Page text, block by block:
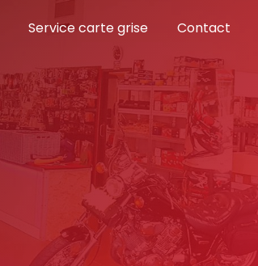
Service carte grise Contact